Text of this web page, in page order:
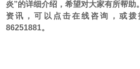
炎”的详细介绍，希望对大家有所帮助
资讯，可以点击在线咨询，或拨
86251881。